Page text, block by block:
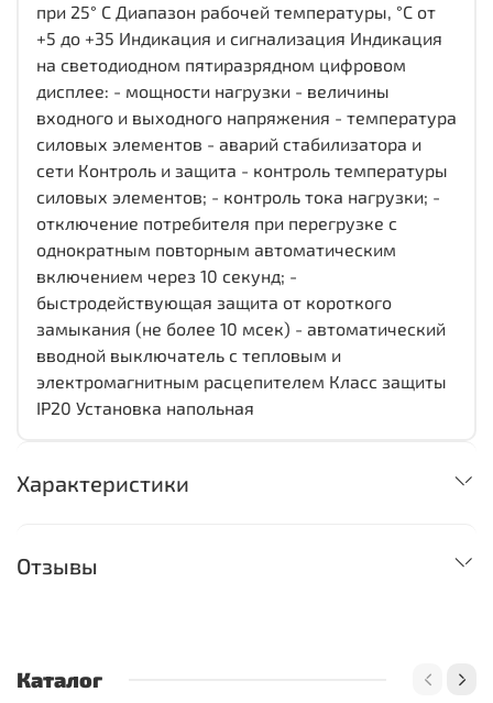
при 25° С Диапазон рабочей температуры, °С от
+5 до +35 Индикация и сигнализация Индикация
на светодиодном пятиразрядном цифровом
дисплее: - мощности нагрузки - величины
входного и выходного напряжения - температура
силовых элементов - аварий стабилизатора и
сети Контроль и защита - контроль температуры
силовых элементов; - контроль тока нагрузки; -
отключение потребителя при перегрузке с
однократным повторным автоматическим
включением через 10 секунд; -
быстродействующая защита от короткого
замыкания (не более 10 мсек) - автоматический
вводной выключатель с тепловым и
электромагнитным расцепителем Класс защиты
IP20 Установка напольная
Характеристики
Отзывы
Каталог